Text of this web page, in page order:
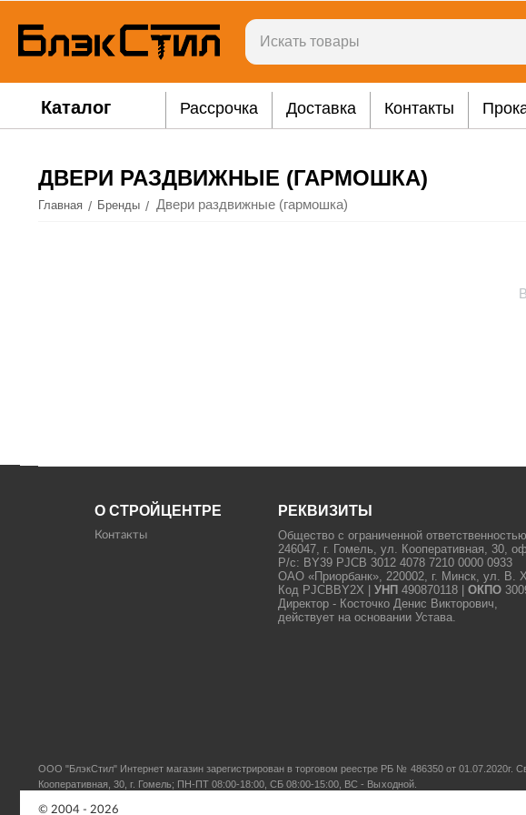
Каталог Рассрочка Доставка Контакты
ДВЕРИ РАЗДВИЖНЫЕ (ГАРМОШКА)
Главная / Бренды / Двери раздвижные (гармошка)
О СТРОЙЦЕНТРЕ
Контакты
РЕКВИЗИТЫ
Общество с ограниченной
246047, г. Гомель, ул. Кооперативная, 30,
Р/с: BY39 PJCB 3012 4078 7210 0000 0933
ОАО «Приорбанк», 220002, г. Минск, ул. В.
Код PJCBBY2X |УНП 490870118 |ОКПО
Директор - Косточко Денис Викторович,
действует на основании Устава.
ООО "БлэкСтил" Интернет магазин зарегистрирован в торговом реестре РБ № 486350 от 01.07.2020г.
Кооперативная, 30, г. Гомель; ПН-ПТ 08:00-18:00, СБ 08:00-15:00, ВС - Выходной.
© 2004 - 2026